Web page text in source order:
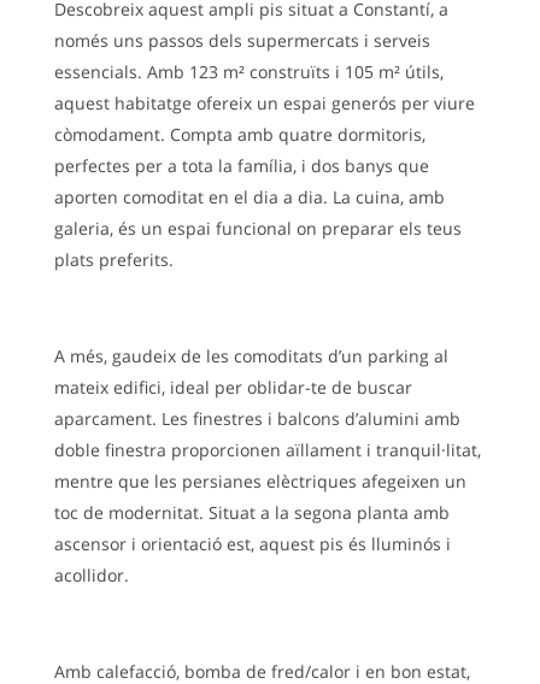
Descobreix aquest ampli pis situat a Constantí, a
només uns passos dels supermercats i serveis
essencials. Amb 123 m² construïts i 105 m² útils,
aquest habitatge ofereix un espai generós per viure
còmodament. Compta amb quatre dormitoris,
perfectes per a tota la família, i dos banys que
aporten comoditat en el dia a dia. La cuina, amb
galeria, és un espai funcional on preparar els teus
plats preferits.
A més, gaudeix de les comoditats d’un parking al
mateix edifici, ideal per oblidar-te de buscar
aparcament. Les finestres i balcons d’alumini amb
doble finestra proporcionen aïllament i tranquil·litat,
mentre que les persianes elèctriques afegeixen un
toc de modernitat. Situat a la segona planta amb
ascensor i orientació est, aquest pis és lluminós i
acollidor.
Amb calefacció, bomba de fred/calor i en bon estat,